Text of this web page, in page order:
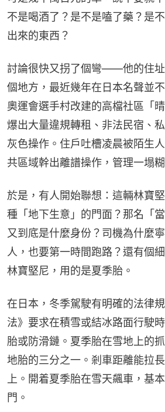
不是喝酒了？是不是嗑了藥？是
出來的東西？
討論很快又拐了個彎——他的住
個地方，最近幾年在日本名聲並
奧運會選手村改建的高檔社區「
爆出大量違規轉租、非法民宿、
灰色操作。住戶吐槽凌晨被陌生
共區域幹出離譜操作，管理一塌糊
於是，有人開始聯想：這輛林寶
種「地下生意」的門面？那名「
又到底是什麼身份？司機為什麼
人，也要第一時間跑路？還有個
林寶堅尼，用的是夏季胎。
在日本，冬季駕駛有明確的法律
法》要求在積雪或結冰路面行駛
胎或防滑鏈。夏季胎在雪地上的
地胎的三分之一。剎車距離能拉
上。開着夏季胎在雪天飆車，基
門。